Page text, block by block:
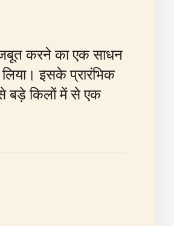
करने का एक साधन
इसके प्रारंभिक
बड़े किलों में से एक